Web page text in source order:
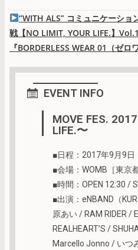
“WITH ALS” コミュニケーシ
戦【NO LIMIT, YOUR LIFE.】
『BORDERLESS WEAR 01（ゼロ
EVENT INFO
MOVE FES.
LIFE.〜
■日程：2017年9月9日
■会場：WOMB［東京
■時間：OPEN 12:30 /
■出演：eNBAND（
原あい / RAM RIDER /
REALHEART’S /
Marcello Jonno / いつ